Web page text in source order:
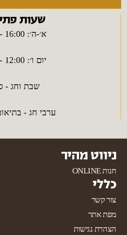
שעות
א׳-ה׳: 16:00 - 8:00
יום ו׳: 12:00 - 8:00
שבת וחג -
ערבי חג -
ניווט מהיר
חנות ONLINE
כללי
צור קשר
מפת אתר
הצהרת נגישות